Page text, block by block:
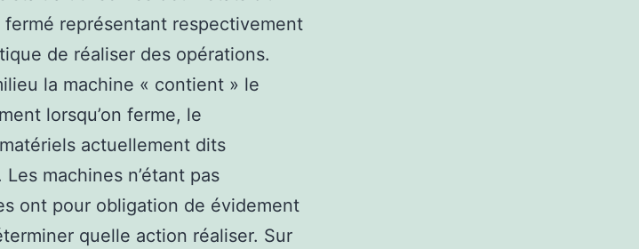
représentant respectivement
de réaliser des opérations.
la machine « contient » le
lorsqu’on ferme, le
actuellement dits
machines n’étant pas
ont pour obligation de évidement
quelle action réaliser. Sur